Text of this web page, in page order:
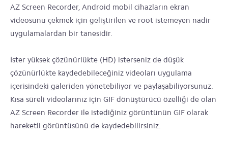
AZ Screen Recorder, Android mobil cihazların ekran
videosunu çekmek için geliştirilen ve root istemeyen nadir
uygulamalardan bir tanesidir.
İster yüksek çözünürlükte (HD) isterseniz de düşük
çözünürlükte kaydedebileceğiniz videoları uygulama
içerisindeki galeriden yönetebiliyor ve paylaşabiliyorsunuz.
Kısa süreli videolarınız için GIF dönüştürücü özelliği de olan
AZ Screen Recorder ile istediğiniz görüntünün GIF olarak
hareketli görüntüsünü de kaydedebilirsiniz.